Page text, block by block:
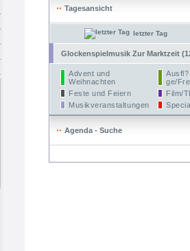
Tagesansicht
letzter Tag
Glockenspielmusik Zur Marktzeit
Advent und
Weihnachten
Ausfl?
ge/
Feste und Feiern
Film/
Musikveranstaltungen
Agenda - Suche